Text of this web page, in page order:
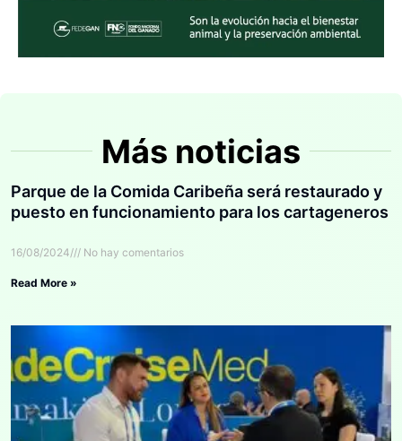
Más noticias
Parque de la Comida Caribeña será restaurado y
puesto en funcionamiento para los cartageneros
16/08/2024 No hay comentarios
Read More »